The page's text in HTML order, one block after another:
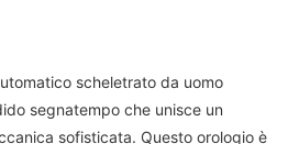
scheletrato da uomo
segnatempo che unisce un
sofisticata. Questo orologio è